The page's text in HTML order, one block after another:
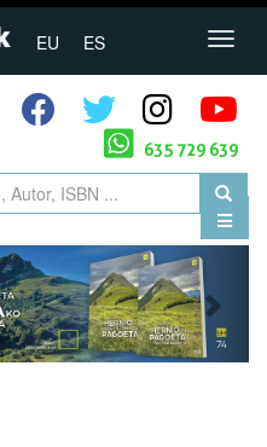
EU ES
635 729 639